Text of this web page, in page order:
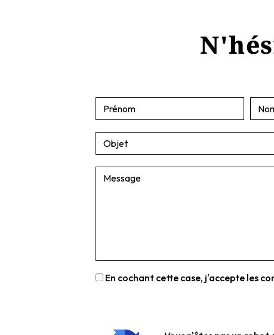
En cochant cette case, j'accepte les